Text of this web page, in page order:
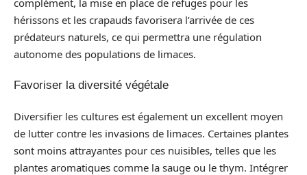
hérissons et les crapauds favorisera l’arrivée de ces
prédateurs naturels, ce qui permettra une régulation
autonome des populations de limaces.
Favoriser la diversité végétale
Diversifier les cultures est également un excellent moyen
de lutter contre les invasions de limaces. Certaines plantes
sont moins attrayantes pour ces nuisibles, telles que les
plantes aromatiques comme la sauge ou le thym. Intégrer